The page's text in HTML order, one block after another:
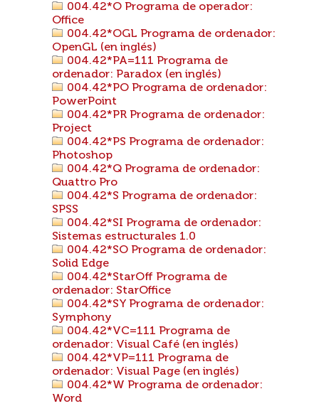
004.42*O Programa de operador:
Office
004.42*OGL Programa de ordenador:
OpenGL (en inglés)
004.42*PA=111 Programa de
ordenador: Paradox (en inglés)
004.42*PO Programa de ordenador:
PowerPoint
004.42*PR Programa de ordenador:
Project
004.42*PS Programa de ordenador:
Photoshop
004.42*Q Programa de ordenador:
Quattro Pro
004.42*S Programa de ordenador:
SPSS
004.42*SI Programa de ordenador:
Sistemas estructurales 1.0
004.42*SO Programa de ordenador:
Solid Edge
004.42*StarOff Programa de
ordenador: StarOffice
004.42*SY Programa de ordenador:
Symphony
004.42*VC=111 Programa de
ordenador: Visual Café (en inglés)
004.42*VP=111 Programa de
ordenador: Visual Page (en inglés)
004.42*W Programa de ordenador:
Word